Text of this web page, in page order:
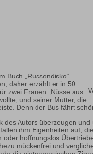
Buch „Russendisko“
daher erzählt er in 50
zwei Frauen „Nüsse aus
und seiner Mutter, die
Denn der Bus fährt
Autors überzeugen
ihm Eigenheiten auf,
hoffnungslos
mückenfrei und